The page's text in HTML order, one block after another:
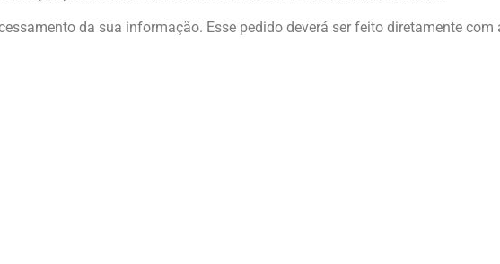
da sua informação. Esse pedido deverá ser feito diretamente com